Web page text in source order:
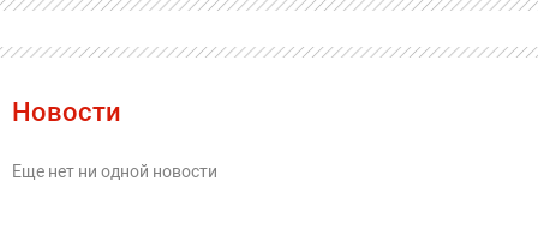
Новости
Еще нет ни одной новости